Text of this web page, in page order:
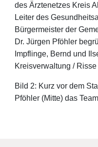
des Ärztenetzes Kreis
Leiter des
Bürgermeister der
Dr. Jürgen Pföhler
Impflinge, Bernd und
Kreisverwaltung / Risse
Bild 2: Kurz vor dem
Pföhler (Mitte) das